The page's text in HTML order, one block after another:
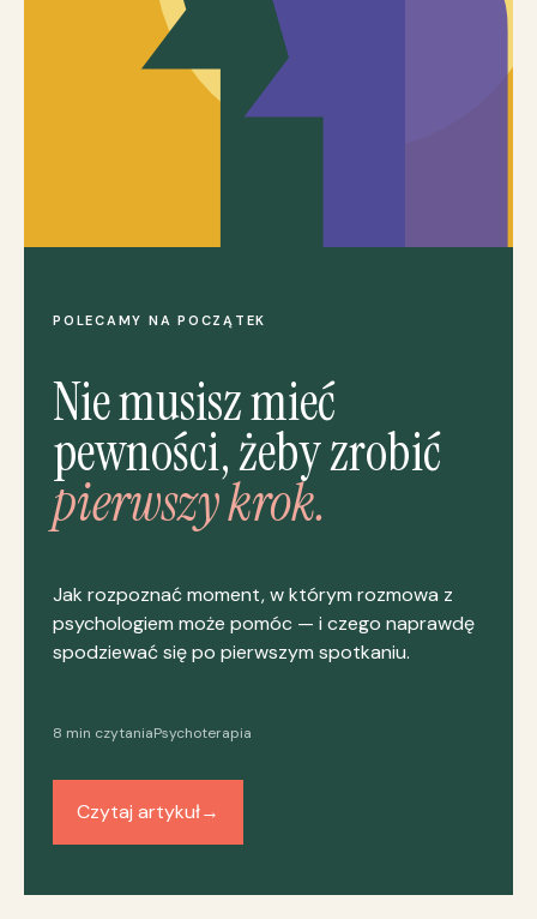
POLECAMY NA POCZĄTEK
Nie musisz mieć
pewności, żeby zrobić
pierwszy krok.
Jak rozpoznać moment, w którym rozmowa z
psychologiem może pomóc — i czego naprawdę
spodziewać się po pierwszym spotkaniu.
8 min czytaniaPsychoterapia
Czytaj artykuł→